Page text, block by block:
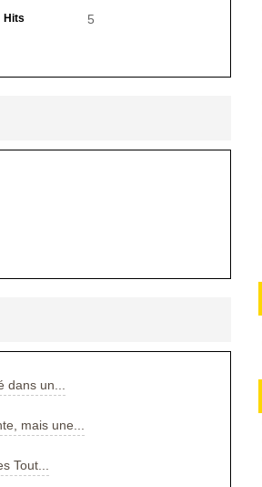
Hits 5
un...
mais une...
Tout...